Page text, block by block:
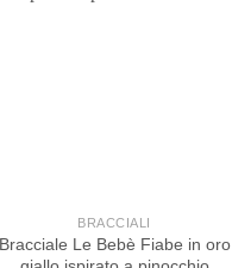
BRACCIALI
Le Bebè Fiabe in oro